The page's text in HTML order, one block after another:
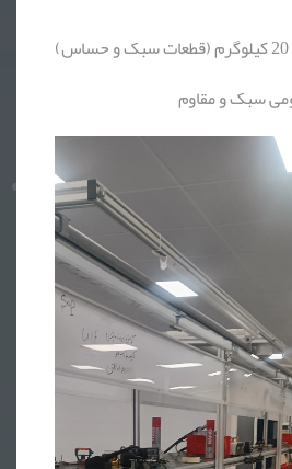
سبک و مقاوم